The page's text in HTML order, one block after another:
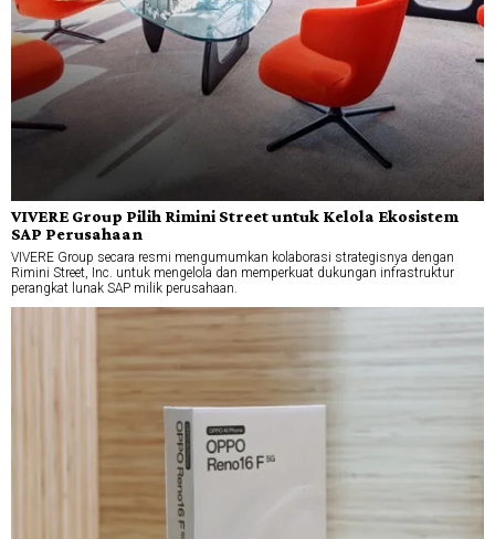
VIVERE Group Pilih Rimini Street untuk Kelola Ekosistem
SAP Perusahaan
VIVERE Group secara resmi mengumumkan kolaborasi strategisnya dengan
Rimini Street, Inc. untuk mengelola dan memperkuat dukungan infrastruktur
perangkat lunak SAP milik perusahaan.